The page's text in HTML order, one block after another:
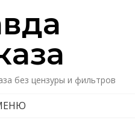
без цензуры и фильтров